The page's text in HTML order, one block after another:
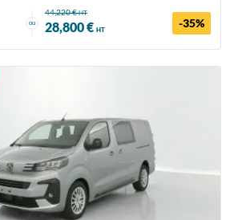
ou
44,220 €HT
28,800 € HT -35%